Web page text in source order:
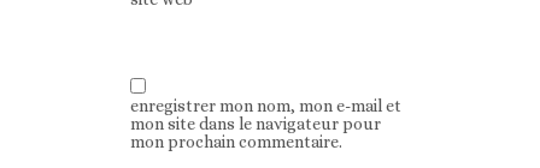
enregistrer mon nom, mon e-mail et
mon site dans le navigateur pour
mon prochain commentaire.